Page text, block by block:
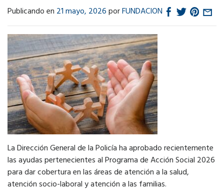
Publicando en 21 mayo, 2026porFUNDACION
La Dirección General de la Policía ha aprobado recientemente
las ayudas pertenecientes al Programa de Acción Social 2026
para dar cobertura en las áreas de atención a la salud,
atención socio-laboral y atención a las familias.